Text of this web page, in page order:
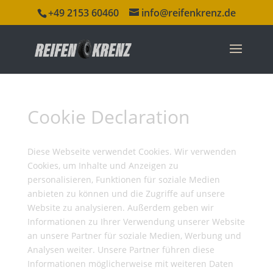
+49 2153 60460 info@reifenkrenz.de
Cookie Declaration
Diese Webseite verwendet Cookies. Wir verwenden
Cookies, um Inhalte und Anzeigen zu
personalisieren, Funktionen für soziale Medien
anbieten zu können und die Zugriffe auf unsere
Website zu analysieren. Außerdem geben wir
Informationen zu Ihrer Verwendung unserer Website
an unsere Partner für soziale Medien, Werbung und
Analysen weiter. Unsere Partner führen diese
Informationen möglicherweise mit weiteren Daten